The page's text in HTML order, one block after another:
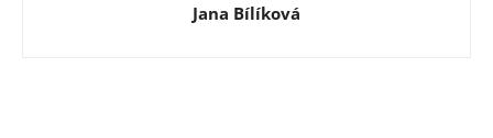
Jana Bílíková